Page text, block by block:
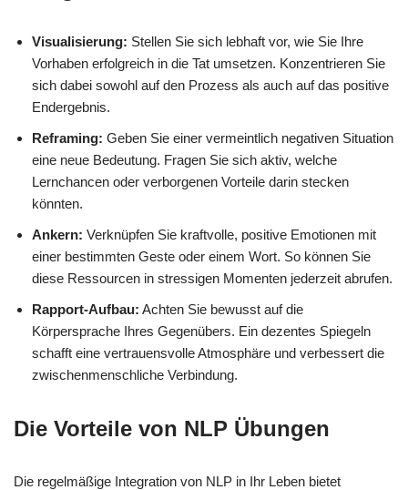
Visualisierung: Stellen Sie sich lebhaft vor, wie Sie Ihre
Vorhaben erfolgreich in die Tat umsetzen. Konzentrieren Sie
sich dabei sowohl auf den Prozess als auch auf das positive
Endergebnis.
Reframing: Geben Sie einer vermeintlich negativen Situation
eine neue Bedeutung. Fragen Sie sich aktiv, welche
Lernchancen oder verborgenen Vorteile darin stecken
könnten.
Ankern: Verknüpfen Sie kraftvolle, positive Emotionen mit
einer bestimmten Geste oder einem Wort. So können Sie
diese Ressourcen in stressigen Momenten jederzeit abrufen.
Rapport-Aufbau: Achten Sie bewusst auf die
Körpersprache Ihres Gegenübers. Ein dezentes Spiegeln
schafft eine vertrauensvolle Atmosphäre und verbessert die
zwischenmenschliche Verbindung.
Die Vorteile von NLP Übungen
Die regelmäßige Integration von NLP in Ihr Leben bietet